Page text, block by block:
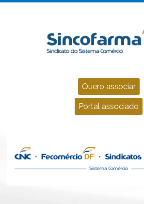
Quero associar
Portal associado